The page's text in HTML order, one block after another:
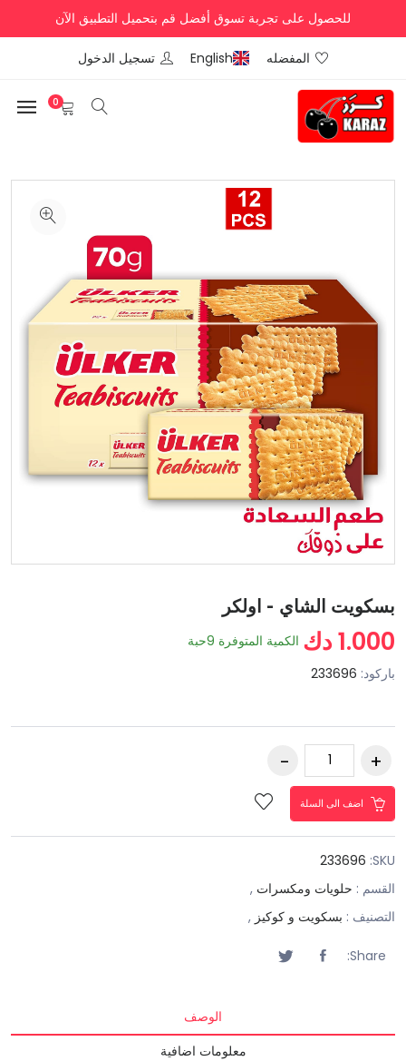
للحصول على تجربة تسوق أفضل قم بتحميل التطبيق الآن
المفضله English تسجيل الدخول
0
بسكويت الشاي - اولكر
1.000 دك الكمية المتوفرة 9حبة
باركود: 233696
اضف الى السلة
SKU:
233696
القسم : حلويات ومكسرات ,
التصنيف : بسكويت و كوكيز ,
Share:
الوصف
معلومات اضافية